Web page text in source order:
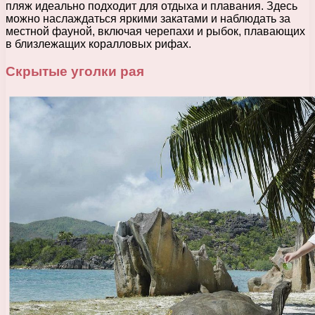
пляж идеально подходит для отдыха и плавания. Здесь
можно наслаждаться яркими закатами и наблюдать за
местной фауной, включая черепахи и рыбок, плавающих
в близлежащих коралловых рифах.
Скрытые уголки рая